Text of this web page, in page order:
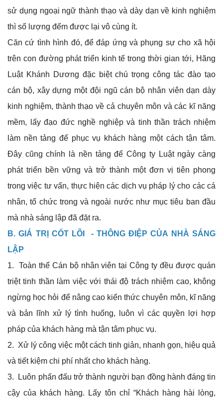
sử dụng ngoại ngữ thành thạo và dày dạn về kinh nghiệm
thì số lượng đếm được lại vô cùng ít.
Căn cứ tình hình đó, để đáp ứng và phụng sự cho xã hội
trên con đường phát triển kinh tế trong thời gian tới, Hãng
Luật Khánh Dương đặc biệt chú trọng công tác đào tạo
cán bộ, xây dựng một đội ngũ cán bộ nhân viên dạn dày
kinh nghiệm, thành thạo về cả chuyên môn và các kĩ năng
mềm, lấy đạo đức nghề nghiệp và tinh thần trách nhiệm
làm nền tảng để phục vụ khách hàng một cách tận tâm.
Đây cũng chính là nền tảng để Công ty Luật ngày càng
phát triển bền vững và trở thành một đơn vị tiên phong
trong việc tư vấn, thực hiện các dịch vụ pháp lý cho các cá
nhân, tổ chức trong và ngoài nước như mục tiêu ban đầu
mà nhà sáng lập đã đặt ra.
B. GIÁ TRỊ CỐT LÕI - THÔNG ĐIỆP CỦA NHÀ SÁNG
LẬP
1. Toàn thể Cán bộ nhân viên tại Công ty đều được quán
triệt tinh thần làm việc với thái độ trách nhiệm cao, không
ngừng học hỏi để nâng cao kiến thức chuyên môn, kĩ năng
và bản lĩnh xử lý tình huống, luôn vì các quyền lợi hợp
pháp của khách hàng mà tận tâm phục vụ.
2. Xử lý công việc một cách tinh giản, nhanh gọn, hiệu quả
và tiết kiệm chi phí nhất cho khách hàng.
3. Luôn phấn đấu trở thành người bạn đồng hành đáng tin
cậy của khách hàng. Lấy tôn chỉ “Khách hàng hài lòng,